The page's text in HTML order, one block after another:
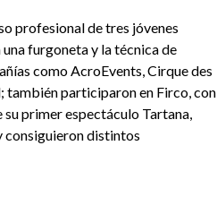
profesional de tres jóvenes
furgoneta y la técnica de
como AcroEvents, Cirque des
también participaron en Firco, con
primer espectáculo Tartana,
consiguieron distintos